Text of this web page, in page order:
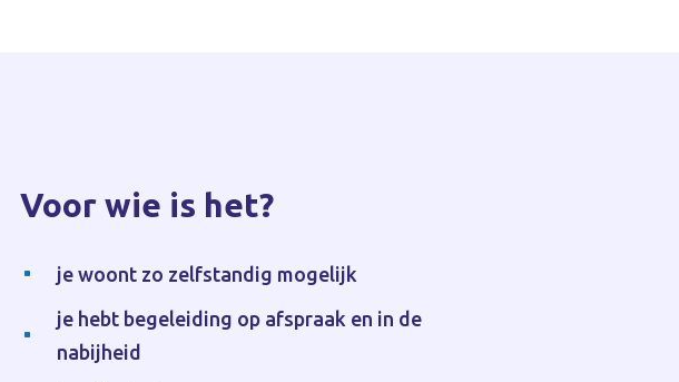
Voor wie is het?
^ je woont zo zelfstandig mogelijk
^
je hebt begeleiding op afspraak en in de
nabijheid